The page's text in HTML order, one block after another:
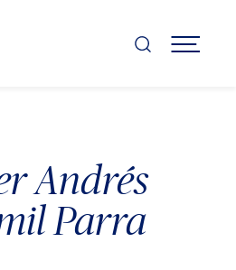
MENÚ
Andrés
Parra